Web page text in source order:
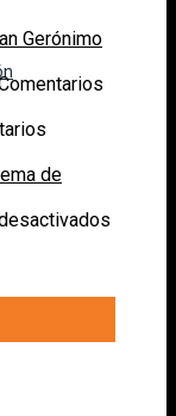
Gerónimo
de